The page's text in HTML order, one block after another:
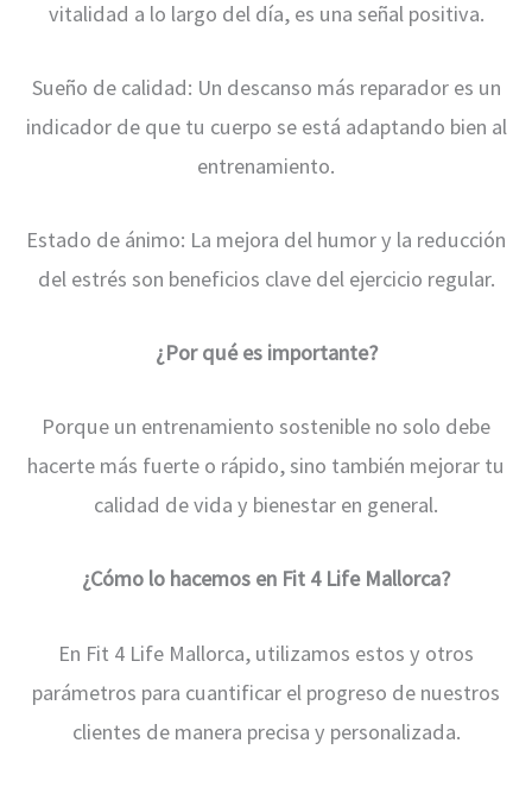
vitalidad a lo largo del día, es una señal positiva.
Sueño de calidad: Un descanso más reparador es un
indicador de que tu cuerpo se está adaptando bien al
entrenamiento.
Estado de ánimo: La mejora del humor y la reducción
del estrés son beneficios clave del ejercicio regular.
¿Por qué es importante?
Porque un entrenamiento sostenible no solo debe
hacerte más fuerte o rápido, sino también mejorar tu
calidad de vida y bienestar en general.
¿Cómo lo hacemos en Fit 4 Life Mallorca?
En Fit 4 Life Mallorca, utilizamos estos y otros
parámetros para cuantificar el progreso de nuestros
clientes de manera precisa y personalizada.